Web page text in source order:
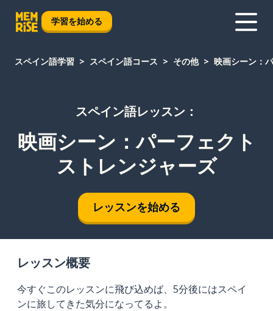
学習を始める
スペイン語学習 スペイン語コース その他 映画シーン：
スペイン語レッスン：
映画シーン：パーフェクト
ストレンジャーズ
レッスンを始める
レッスン概要
今すぐこのレッスンに飛び込めば、5分後にはスペイ
ンに旅してきた気分になってるよ。